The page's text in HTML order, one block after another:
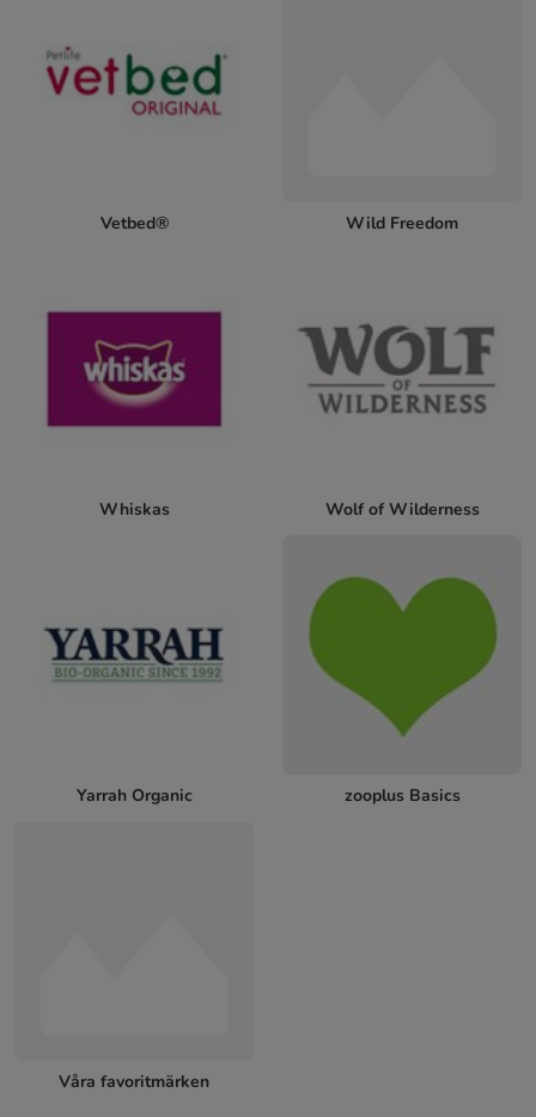
Vetbed® Wild Freedom
Whiskas Wolf of Wilderness
Yarrah Organic zooplus Basics
Våra favoritmärken